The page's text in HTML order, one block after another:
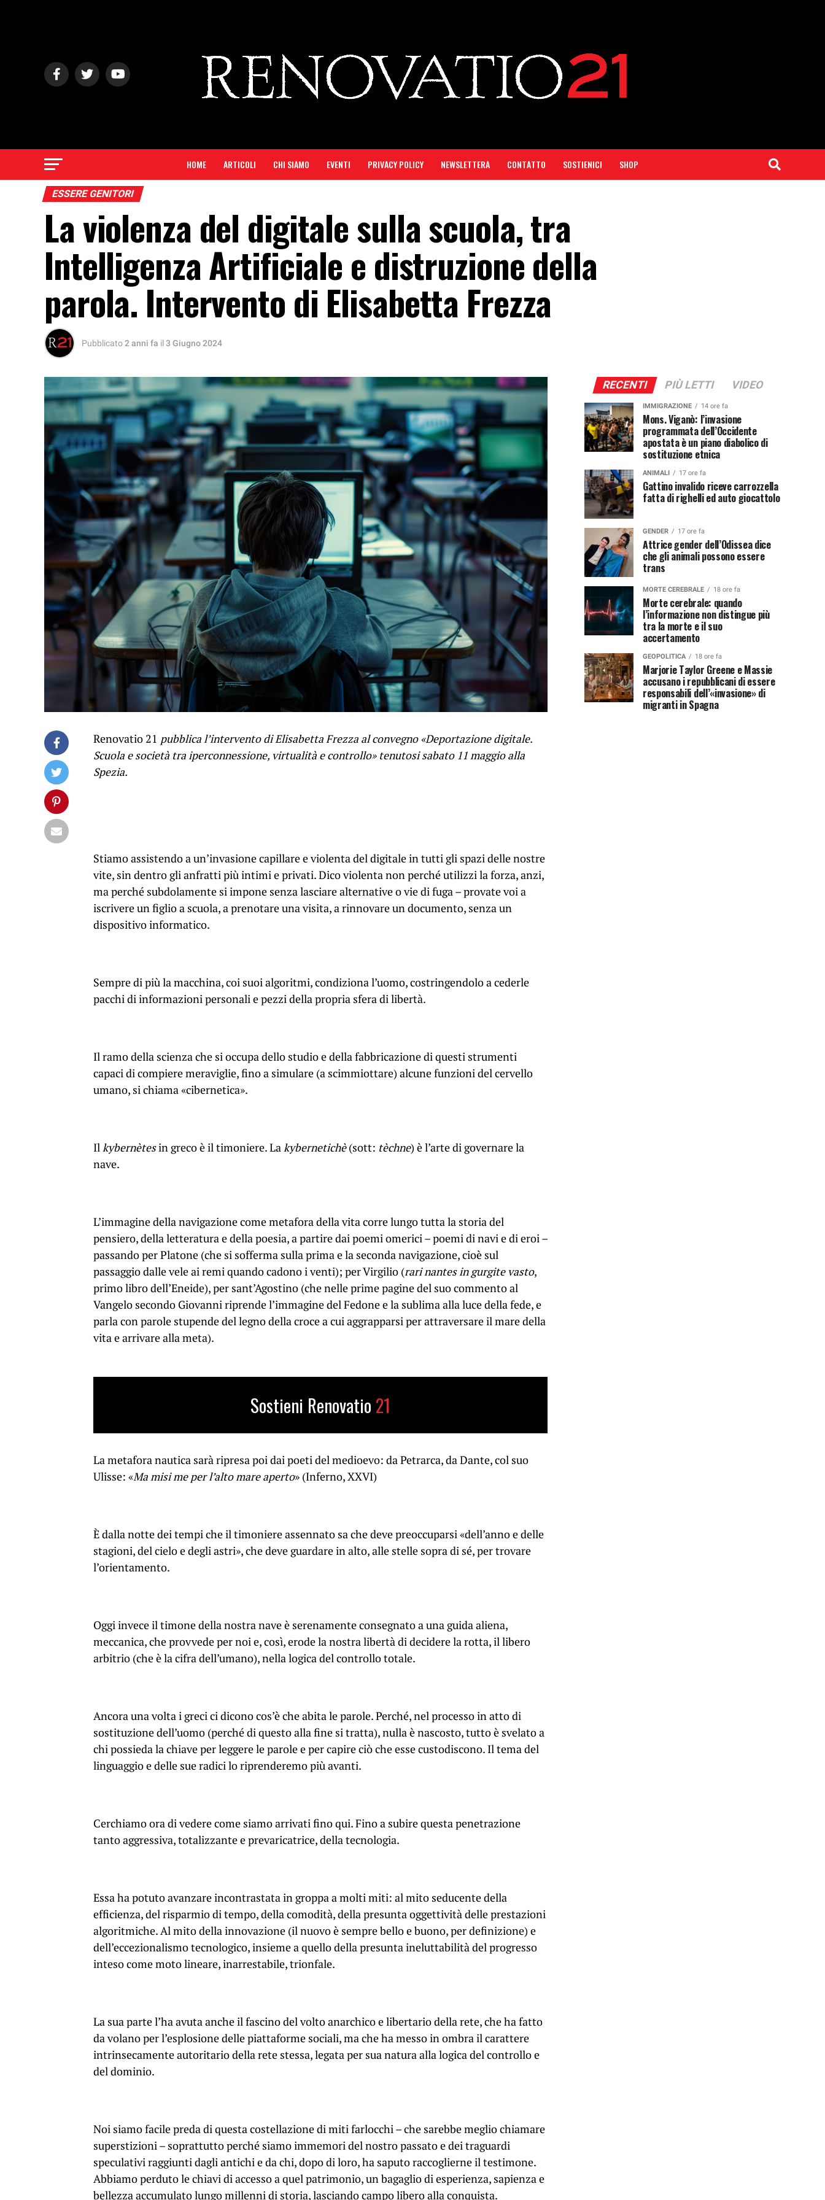
HOME ARTICOLI CHI SIAMO EVENTI PRIVACY POLICY NEWSLETTERA CONTATTO SOSTIENICI SHOP
ESSERE GENITORI
La violenza del digitale sulla scuola, tra
Intelligenza Artificiale e distruzione della
parola. Intervento di Elisabetta Frezza
Pubblicato2 anni fa il3 Giugno 2024
Renovatio 21 pubblica l’intervento di Elisabetta Frezza al convegno «Deportazione digitale.
Scuola e società tra iperconnessione, virtualità e controllo» tenutosi sabato 11 maggio alla
Spezia.
Stiamo assistendo a un’invasione capillare e violenta del digitale in tutti gli spazi delle nostre
vite, sin dentro gli anfratti più intimi e privati. Dico violenta non perché utilizzi la forza, anzi,
ma perché subdolamente si impone senza lasciare alternative o vie di fuga – provate voi a
iscrivere un figlio a scuola, a prenotare una visita, a rinnovare un documento, senza un
dispositivo informatico.
Sempre di più la macchina, coi suoi algoritmi, condiziona l’uomo, costringendolo a cederle
pacchi di informazioni personali e pezzi della propria sfera di libertà.
Ilramo della scienza che si occupa dello studio e della fabbricazione di questi strumenti
capaci di compiere meraviglie, fino a simulare (a scimmiottare) alcune funzioni del cervello
umano, si chiama «cibernetica».
Ilkybernètesin greco è il timoniere. Lakybernetichè(sott: tèchne) è l’arte di governare la
nave.
L’immagine della navigazione come metafora della vita corre lungo tutta la storia del
pensiero, della letteratura e della poesia, a partire dai poemi omerici – poemi di navi e di eroi –
passando per Platone (che si sofferma sulla prima e la seconda navigazione, cioè sul
passaggio dalle vele ai remiquandocadono i venti); perVirgilio (rari nantes in gurgite vasto,
primo libro dell’Eneide), per sant’Agostino (che nelleprime pagine del suo commento al
Vangelo secondo Giovanniriprende l’immagine del Fedone e la sublima alla luce della fede, e
parla con parole stupende del legno della croce a cui aggrapparsi per attraversare ilmare della
vita e arrivare alla meta).
Sostieni Renovatio 21
La metafora nautica sarà ripresa poi dai poeti del medioevo: da Petrarca, da Dante, col suo
Ulisse: «Ma misi me per l’alto mare aperto» (Inferno, XXVI)
È dalla notte dei tempi che il timoniere assennato sa chedeve preoccuparsi«dell’anno e delle
stagioni, del cielo e degli astri», che deve guardare in alto, alle stelle sopra di sé, per trovare
l’orientamento.
Oggi invece il timone della nostra nave è serenamente consegnato a una guida aliena,
meccanica, che provvede per noi e, così, erode la nostra libertà di decidere la rotta, il libero
arbitrio (che è la cifra dell’umano), nella logica del controllo totale.
Ancora una volta i greci ci dicono cos’è che abita le parole. Perché, nel processo in atto di
sostituzione dell’uomo (perché di questo alla fine si tratta), nulla è nascosto, tutto è svelato a
chi possieda la chiave per leggere le parole e per capire ciò che esse custodiscono. Il tema del
linguaggio e delle sue radici lo riprenderemo più avanti.
Cerchiamo ora di vedere come siamo arrivati fino qui. Fino a subire questa penetrazione
tanto aggressiva, totalizzante e prevaricatrice, della tecnologia.
Essa ha potuto avanzare incontrastata in groppa a molti miti: al mito seducente della
efficienza, del risparmio di tempo, della comodità, della presunta oggettività delle prestazioni
algoritmiche. Al mito della innovazione (il nuovo è sempre bello e buono, per definizione) e
dell’eccezionalismo tecnologico, insieme a quello della presunta ineluttabilità del progresso
inteso come moto lineare, inarrestabile, trionfale.
La sua parte l’ha avuta anche il fascino del volto anarchico e libertario della rete, che ha fatto
da volano per l’esplosione delle piattaforme sociali, ma che ha messo in ombra il carattere
intrinsecamente autoritario della rete stessa, legata per sua natura alla logica del controllo e
del dominio.
Noi siamo facile preda di questa costellazione di miti farlocchi – che sarebbe meglio chiamare
superstizioni – soprattutto perché siamo immemori del nostro passato e dei traguardi
speculativi raggiunti dagli antichi e da chi, dopo di loro, ha saputo raccoglierne il testimone.
Abbiamo perduto le chiavi di accesso a quel patrimonio, un bagaglio di esperienza, sapienza e
bellezza accumulato lungo millenni di storia, lasciando campo libero alla conquista.
RECENTI PIÙ LETTI VIDEO
IMMIGRAZIONE 14 ore fa
Mons. Viganò: l’invasione
programmata dell’Occidente
apostata è un piano diabolico di
sostituzione etnica
ANIMALI 17 ore fa
Gattino invalido riceve carrozzella
fatta di righelli ed auto giocattolo
GENDER 17 ore fa
Attrice gender dell’Odissea dice
che gli animali possono essere
trans
MORTE CEREBRALE 18 ore fa
Morte cerebrale: quando
l’informazione non distingue più
tra la morte e il suo
accertamento
GEOPOLITICA 18 ore fa
Marjorie Taylor Greene e Massie
accusano i repubblicani di essere
responsabili dell’«invasione» di
migranti in Spagna